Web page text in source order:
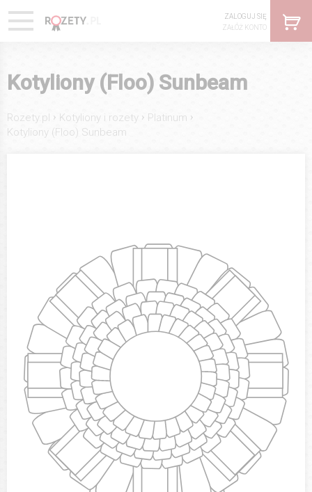
ZALOGUJ SIĘ
ZAŁÓŻ KONTO
Kotyliony (Floo) Sunbeam
Rozety.pl › Kotyliony i rozety › Platinum ›
Kotyliony (Floo) Sunbeam